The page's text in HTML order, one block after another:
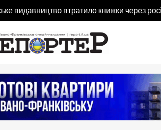
видавництво втратило книжки через